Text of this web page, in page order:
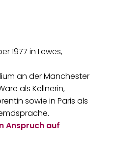
1977 in Lewes,
an der Manchester
als Kellnerin,
sowie in Paris als
Anspruch auf